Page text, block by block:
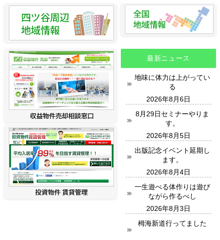
最新ニュース
地味に体力は上がってい
る
2026年8月6日
8月29日セミナーやりま
す。
2026年8月5日
出版記念イベント延期し
ます。
2026年8月4日
一生遊べる体作りは遊び
ながら作るべし
2026年8月3日
栂海新道行ってました